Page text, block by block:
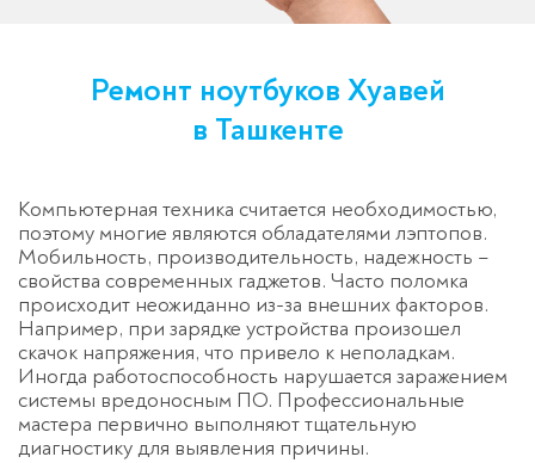
Ремонт ноутбуков Хуавей
в Ташкенте
Компьютерная техника считается необходимостью,
поэтому многие являются обладателями лэптопов.
Мобильность, производительность, надежность –
свойства современных гаджетов. Часто поломка
происходит неожиданно из-за внешних факторов.
Например, при зарядке устройства произошел
скачок напряжения, что привело к неполадкам.
Иногда работоспособность нарушается заражением
системы вредоносным ПО. Профессиональные
мастера первично выполняют тщательную
диагностику для выявления причины.